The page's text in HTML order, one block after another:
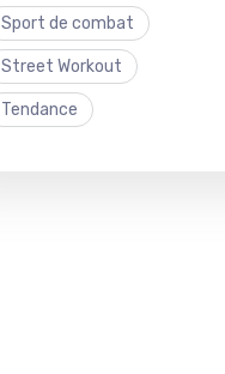
Sport de combat
Street Workout
Tendance